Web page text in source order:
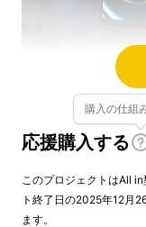
応援購入する
購入の仕組
このプロジェクトはAll
ト終了日の2025年12月
ます。